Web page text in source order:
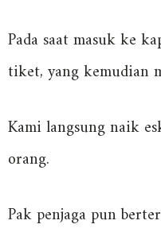
Pada saat masuk ke
tiket, yang kemudian
Kami langsung naik
orang.
Pak penjaga pun